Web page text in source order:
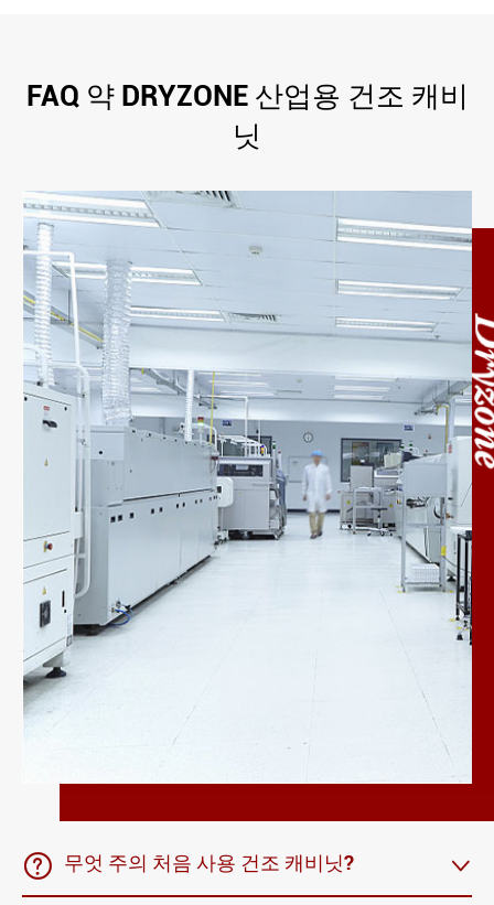
FAQ 약 DRYZONE 산업용 건조 캐비
닛
 무엇 주의 처음 사용 건조 캐비닛? 